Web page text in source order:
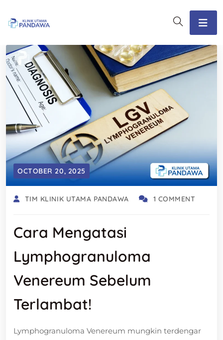
OCTOBER 20, 2025
TIM KLINIK UTAMA PANDAWA 1 COMMENT
Cara Mengatasi
Lymphogranuloma
Venereum Sebelum
Terlambat!
Lymphogranuloma Venereum mungkin terdengar